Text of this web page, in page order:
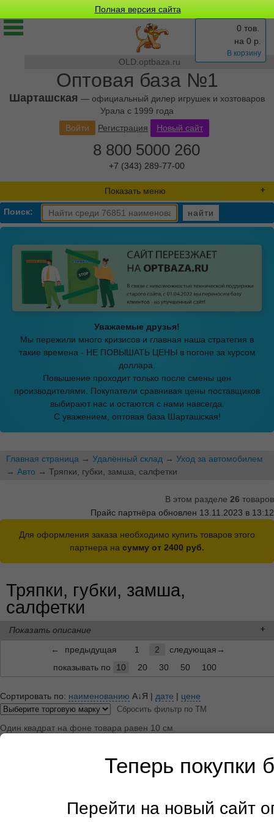
Полная версия сайта
OLD.optbaza.ru
Оптовая база №1
Шарташская — официальный дилер игрушек и хозтоваров
Урала с 1999 года
0 тов.
на 0 р.
В корзину
Войти Регистрация Новый сайт
8 800 5000 260
+7 (343) 289-77-00
Показать меню
Поиск: найти
Теперь покупки
Перейти на новый сайт
Уважаемые друзья!
Мы пережили много кризисов и главная наша стратегия в
такие времена - НЕ ПОВЫШАТЬ ЦЕНЫ в погоне за курсом
доллара.
Повышение проходит только после смены цен
производителями. Покупатели сравнивая цены поставщиков
выбирают нас и остаются с нами навсегда.
С уважением, оптовая база Шарташская!
Главная страница → Удалённый склад → Уход за автомобилем
→ Авто → Тряпки, губки, замша, салфетки
В этом разделе 26 товаров
Прайс партнёра обновлен 13.11.2023 в 13:12
Для оформления заказа необходимо купить товаров этого
партнера на сумму от 2400 руб.
Тряпки, губки, замша,
салфетки
Показать описание
←
предыдущая 1 2
следующая→
показывать по
10 20 30 50 100
Сортировать по: наименованию А↓Я | дате | цене
Сбросить фильтр по ТМ
Один квадрат на фоне товара равен 10 см